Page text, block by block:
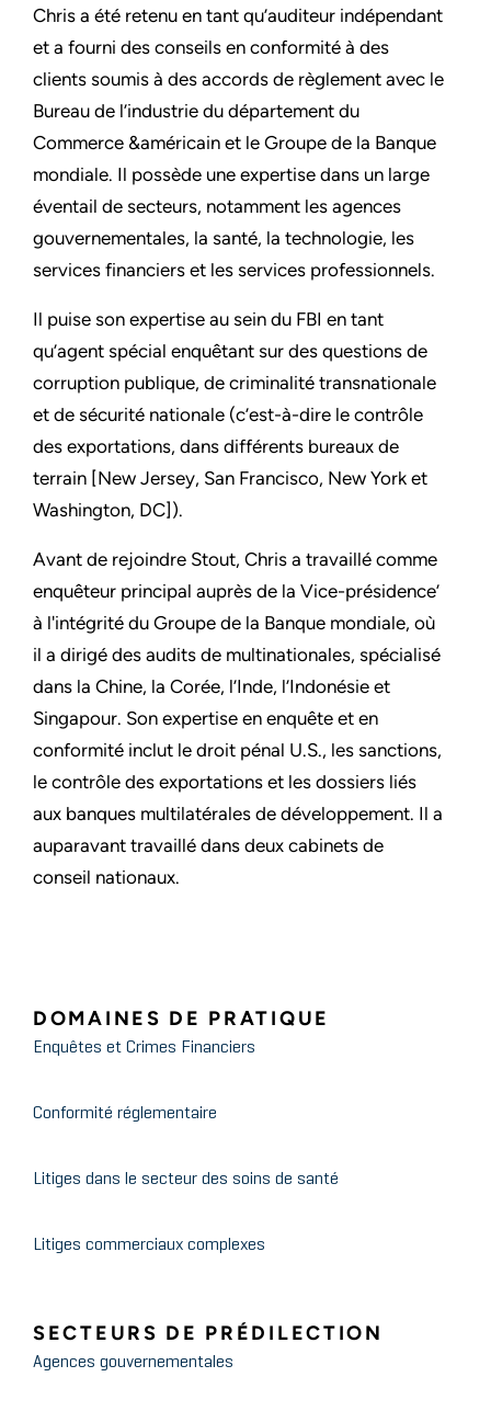
Chris a été retenu en tant qu’auditeur indépendant
et a fourni des conseils en conformité à des
clients soumis à des accords de règlement avec le
Bureau de l’industrie du département du
Commerce &américain et le Groupe de la Banque
mondiale. Il possède une expertise dans un large
éventail de secteurs, notamment les agences
gouvernementales, la santé, la technologie, les
services financiers et les services professionnels.
Il puise son expertise au sein du FBI en tant
qu’agent spécial enquêtant sur des questions de
corruption publique, de criminalité transnationale
et de sécurité nationale (c’est-à-dire le contrôle
des exportations, dans différents bureaux de
terrain [New Jersey, San Francisco, New York et
Washington, DC]).
Avant de rejoindre Stout, Chris a travaillé comme
enquêteur principal auprès de la Vice-présidence’
à l'intégrité du Groupe de la Banque mondiale, où
il a dirigé des audits de multinationales, spécialisé
dans la Chine, la Corée, l’Inde, l’Indonésie et
Singapour. Son expertise en enquête et en
conformité inclut le droit pénal U.S., les sanctions,
le contrôle des exportations et les dossiers liés
aux banques multilatérales de développement. Il a
auparavant travaillé dans deux cabinets de
conseil nationaux.
DOMAINES DE PRATIQUE
Enquêtes et Crimes Financiers
Conformité réglementaire
Litiges dans le secteur des soins de santé
Litiges commerciaux complexes
SECTEURS DE PRÉDILECTION
Agences gouvernementales